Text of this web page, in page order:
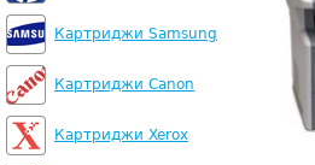
Картриджи Samsung
Картриджи Canon
Картриджи Xerox